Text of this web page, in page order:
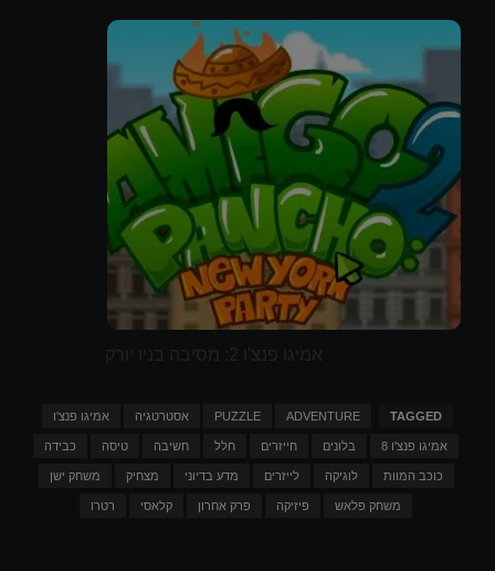
TAGGED
ADVENTURE
PUZZLE אסטרטגיה אמיגו פנצ'ו
אמיגו פנצ'ו 8 בלונים חייזרים חלל חשיבה טיסה כבידה
כוכב המוות לוגיקה לייזרים מדע בדיוני מצחיק משחק ישן
משחק פלאש פיזיקה פרק אחרון קלאסי רטרו